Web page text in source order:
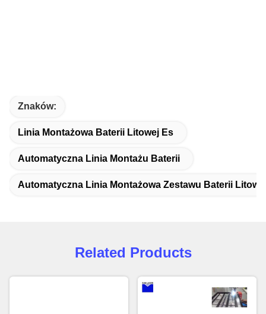
Znaków:
Linia Montażowa Baterii Litowej Es
Automatyczna Linia Montażu Baterii
Automatyczna Linia Montażowa Zestawu Baterii
Related Products